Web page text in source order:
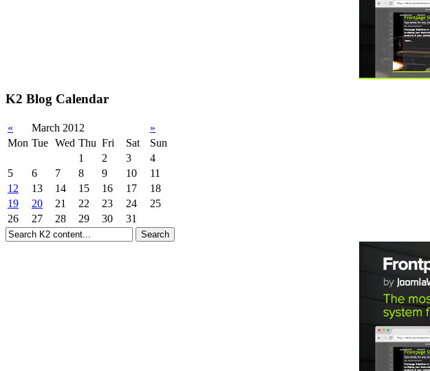
K2 Blog Calendar
« March 2012
»
Mon Tue Wed Thu Fri Sat
Sun
1
2 3
4
5
6 7 8 9 10
11
12
13 14 15 16 17
18
19
20 21 22 23 24
25
26
27 28 29 30 31